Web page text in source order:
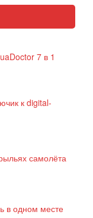
7 в 1
к digital-
самолёта
в одном месте